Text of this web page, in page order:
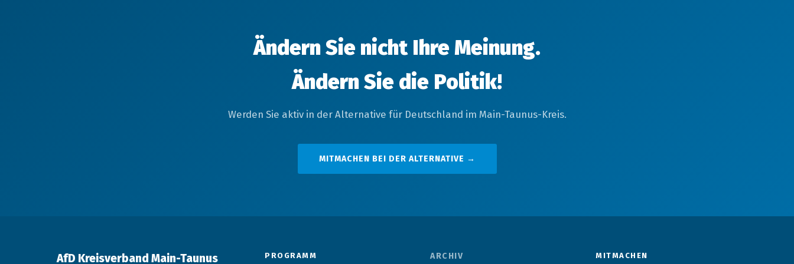
Ändern Sie nicht Ihre Meinung.
Ändern Sie die Politik!
Werden Sie aktiv in der Alternative für Deutschland im Main-Taunus-Kreis.
MITMACHEN BEI DER ALTERNATIVE →
AfD Kreisverband Main-Taunus PROGRAMM ARCHIV MITMACHEN